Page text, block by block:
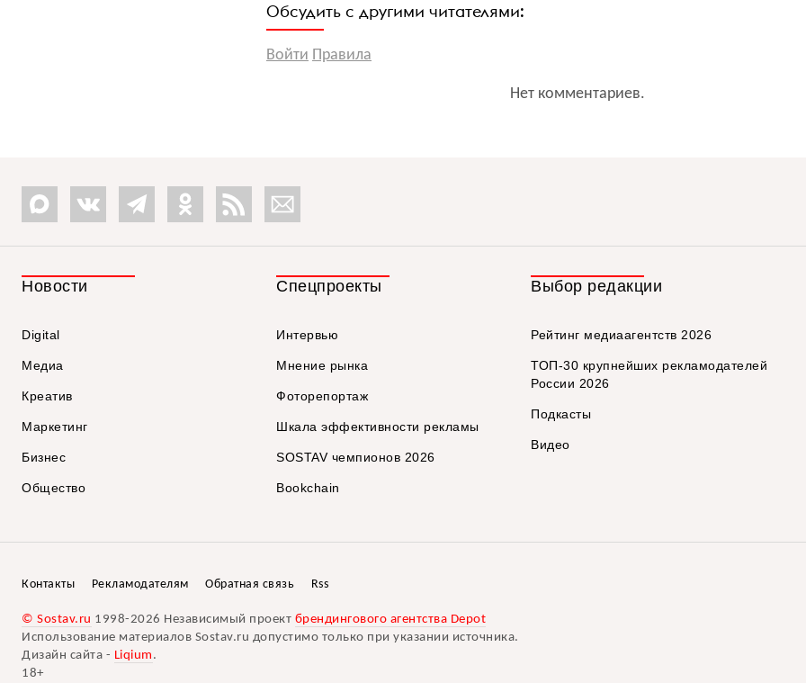
Обсудить с другими читателями:
Войти Правила
Нет комментариев.
Новости
Digital
Медиа
Креатив
Маркетинг
Бизнес
Общество
Спецпроекты
Интервью
Мнение рынка
Фоторепортаж
Шкала эффективности рекламы
SOSTAV чемпионов 2026
Bookchain
Выбор редакции
Рейтинг медиаагентств 2026
ТОП-30 крупнейших рекламодателей
России 2026
Подкасты
Видео
Контакты Рекламодателям Обратная связь Rss
© Sostav.ru 1998-2026 Независимый проект брендингового агентства Depot
Использование материалов Sostav.ru допустимо только при указании источника.
Дизайн сайта - Liqium .
18+